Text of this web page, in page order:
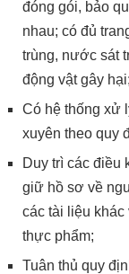
đóng gói, bảo
nhau; có đủ
trùng, nước sát
động vật gây hại;
Có hệ thống xử
xuyên theo quy
Duy trì các điều
giữ hồ sơ về
các tài liệu khác
thực phẩm;
Tuân thủ quy